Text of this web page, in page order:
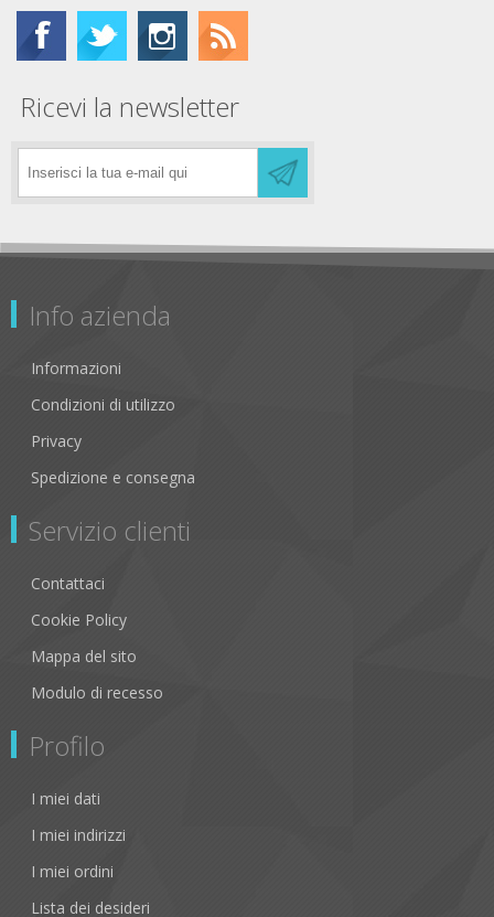
Ricevi la newsletter
Info azienda
Informazioni
Condizioni di utilizzo
Privacy
Spedizione e consegna
Servizio clienti
Contattaci
Cookie Policy
Mappa del sito
Modulo di recesso
Profilo
I miei dati
I miei indirizzi
I miei ordini
Lista dei desideri